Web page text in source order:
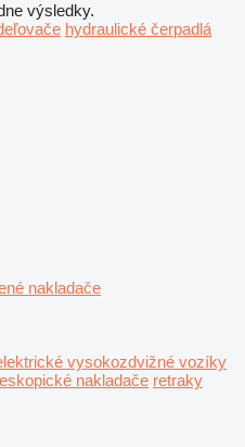
výsledky.
hydraulické čerpadlá
nakladače
vysokozdvižné vozíky
nakladače retraky